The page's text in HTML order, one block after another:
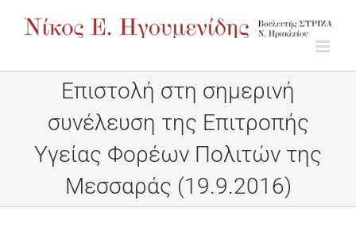
Επιστολή στη σημερινή
συνέλευση της Επιτροπής
Υγείας Φορέων Πολιτών της
Μεσσαράς (19.9.2016)